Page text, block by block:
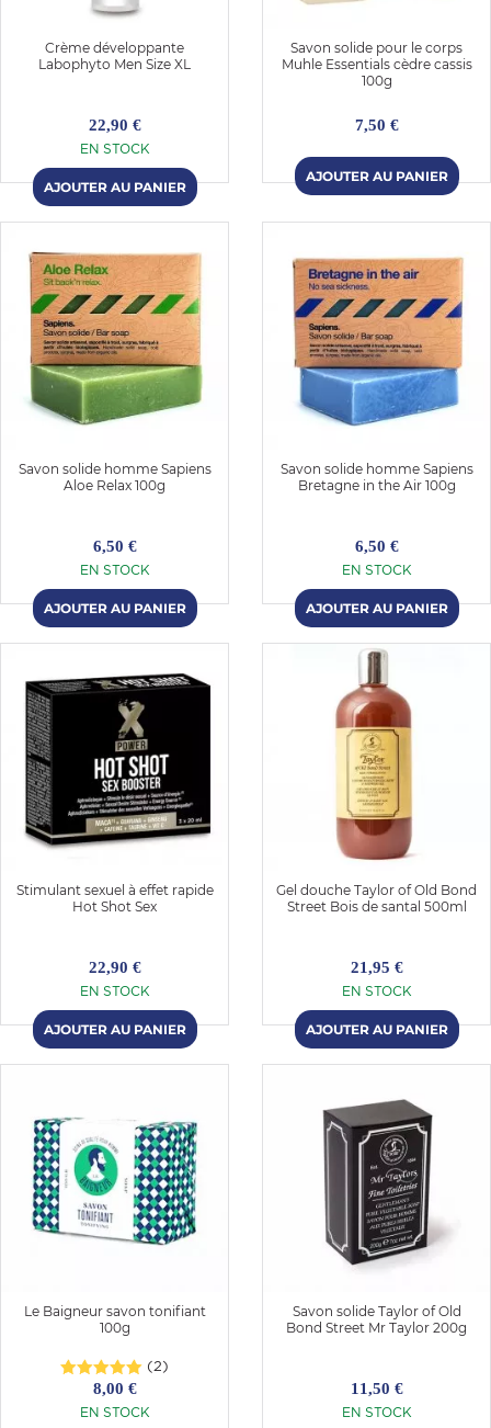
Crème développante
Labophyto Men Size XL
22,90 €
EN STOCK
Savon solide pour le corps
Muhle Essentials cèdre cassis
100g
7,50 €
Savon solide homme Sapiens
Aloe Relax 100g
6,50 €
EN STOCK
Savon solide homme Sapiens
Bretagne in the Air 100g
6,50 €
EN STOCK
Stimulant sexuel à effet rapide
Hot Shot Sex
22,90 €
EN STOCK
Gel douche Taylor of Old Bond
Street Bois de santal 500ml
21,95 €
EN STOCK
Le Baigneur savon tonifiant
100g
(2)
8,00 €
EN STOCK
Savon solide Taylor of Old
Bond Street Mr Taylor 200g
11,50 €
EN STOCK